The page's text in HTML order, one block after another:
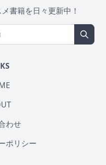
書籍を日々更新中！
わせ
ポリシー